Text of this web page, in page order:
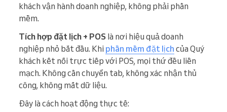
khách vận hành doanh nghiệp, không phải phần
mềm.
Tích hợp đặt lịch + POS là nơi hiệu quả doanh
nghiệp nhỏ bắt đầu. Khi phần mềm đặt lịch của Quý
khách kết nối trực tiếp với POS, mọi thứ đều liền
mạch. Không cần chuyển tab, không xác nhận thủ
công, không mất dữ liệu.
Đây là cách hoạt động thực tế: